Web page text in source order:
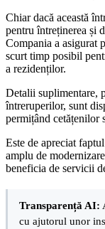
Chiar dacă această
pentru întreținerea și
Compania a asigurat
scurt timp posibil
a rezidenților.
Detalii suplimentare,
întreruperilor, sunt
permițând cetățenilor
Este de apreciat
amplu de
beneficia de servicii
Transparență AI:
cu ajutorul unor